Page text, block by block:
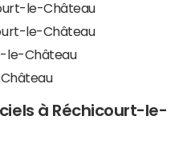
le-Château
le-Château
le-Château
à Réchicourt-le-